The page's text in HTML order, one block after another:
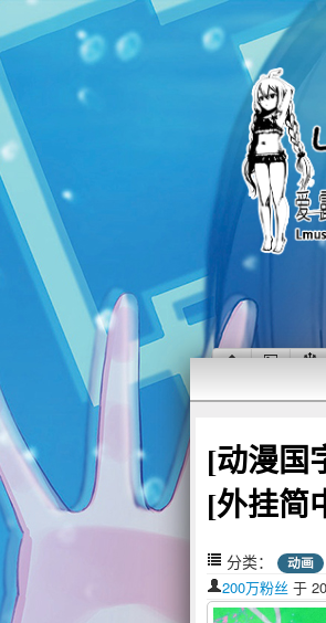
[动漫国
[外挂简
分类： 动画
200万粉丝 于